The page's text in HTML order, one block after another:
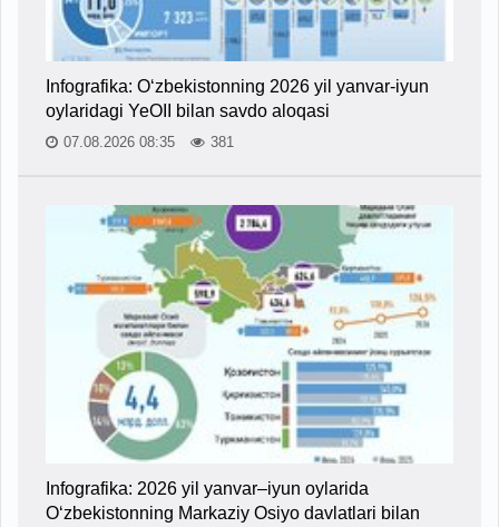
Infografika: O‘zbekistonning 2026 yil yanvar-iyun
oylaridagi YeOII bilan savdo aloqasi
07.08.2026 08:35 381
Infografika: 2026 yil yanvar–iyun oylarida
O‘zbekistonning Markaziy Osiyo davlatlari bilan